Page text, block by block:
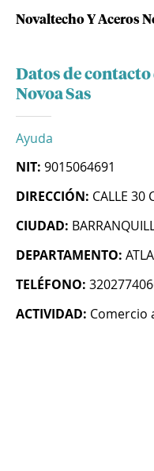
Novaltecho Y Aceros
Datos de contacto
Novoa Sas
Ayuda
NIT: 9015064691
DIRECCIÓN: CALLE 30
CIUDAD:
DEPARTAMENTO:
TELÉFONO:
ACTIVIDAD: Comercio